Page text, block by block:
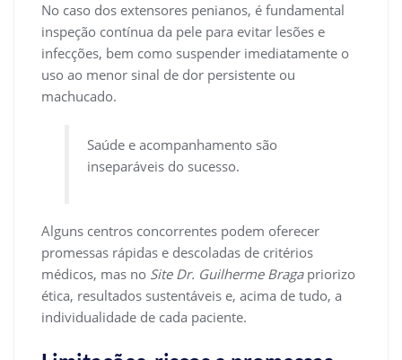
No caso dos extensores penianos, é fundamental
inspeção contínua da pele para evitar lesões e
infecções, bem como suspender imediatamente o
uso ao menor sinal de dor persistente ou
machucado.
Saúde e acompanhamento são
inseparáveis do sucesso.
Alguns centros concorrentes podem oferecer
promessas rápidas e descoladas de critérios
médicos, mas no Site Dr. Guilherme Bragapriorizo
ética, resultados sustentáveis e, acima de tudo, a
individualidade de cada paciente.